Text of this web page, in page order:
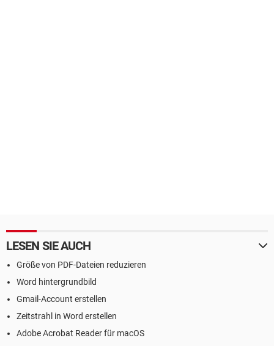
LESEN SIE AUCH
Größe von PDF-Dateien reduzieren
Word hintergrundbild
Gmail-Account erstellen
Zeitstrahl in Word erstellen
Adobe Acrobat Reader für macOS